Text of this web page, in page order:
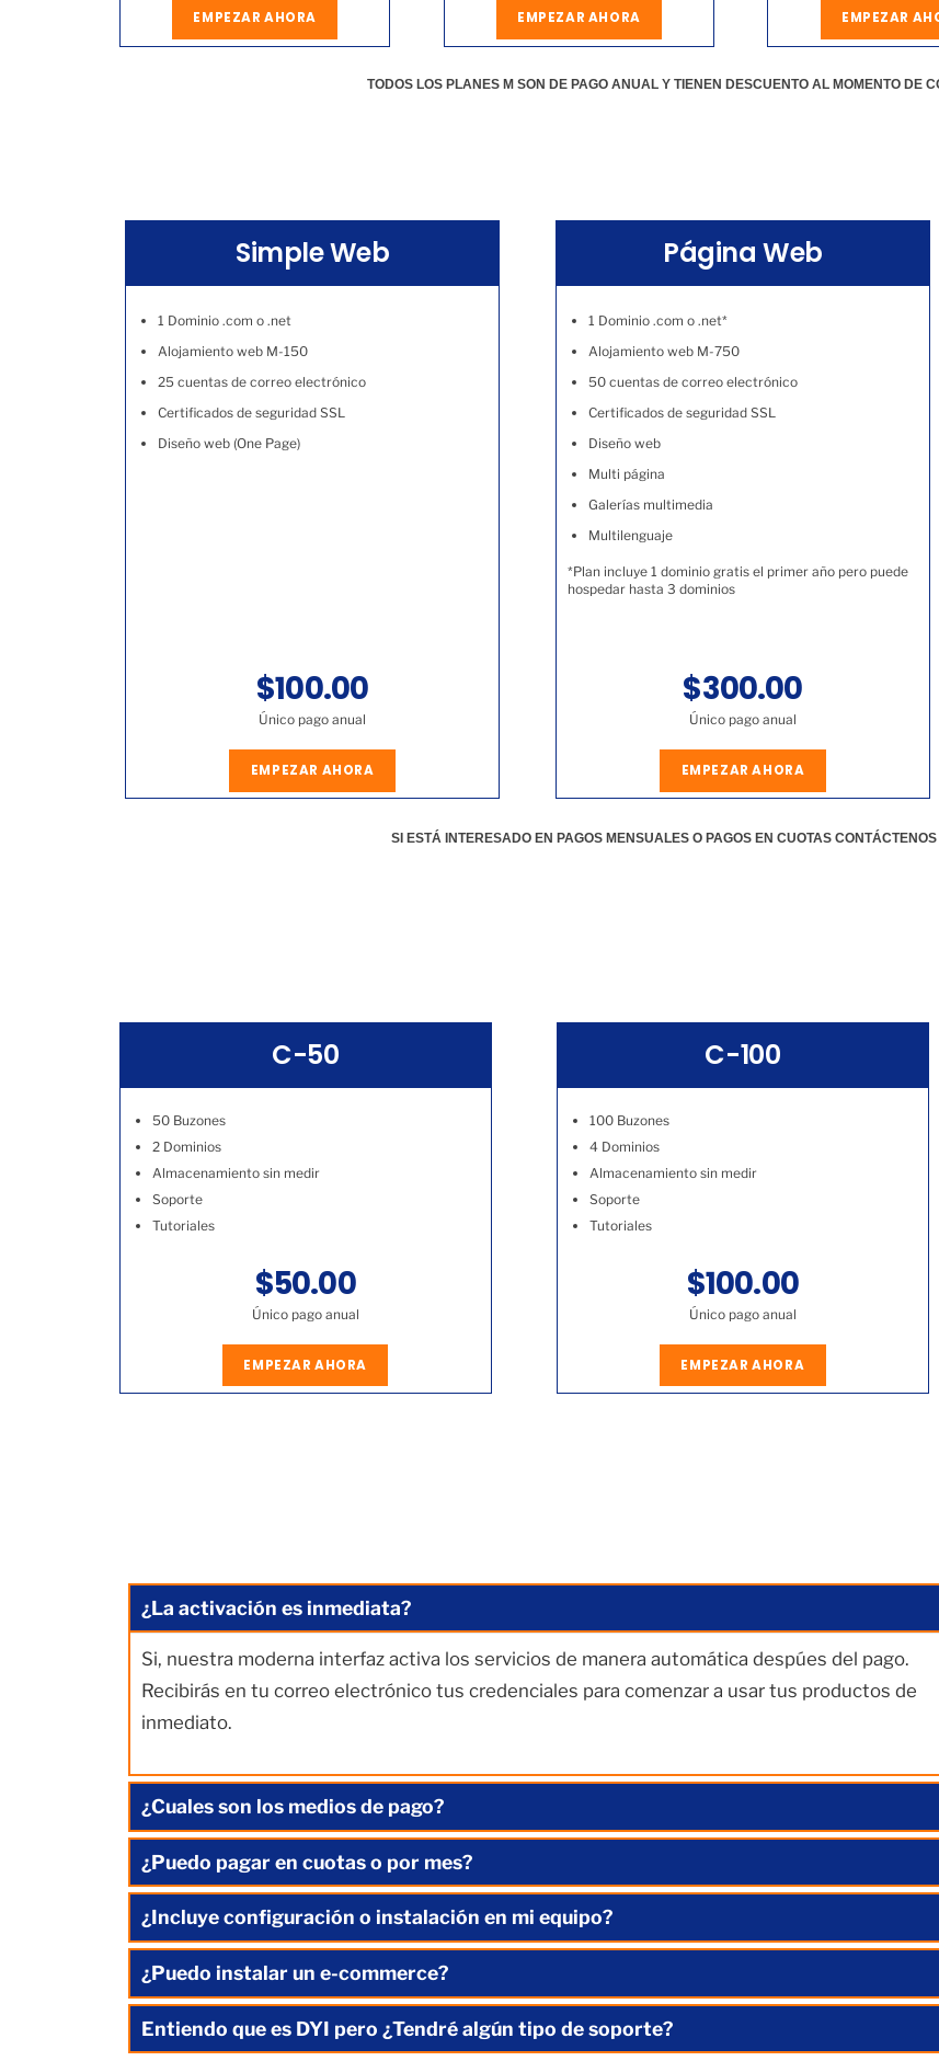
EMPEZAR AHORA EMPEZAR AHORA EMPEZAR
TODOS LOS PLANES M SON DE PAGO ANUAL Y TIENEN DESCUENTO AL MOMENTO DE
Simple Web
1 Dominio .com o .net
Alojamiento web M-150
25 cuentas de correo electrónico
Certificados de seguridad SSL
Diseño web (One Page)
$100.00
Único pago anual
EMPEZAR AHORA
Página Web
1 Dominio .com o .net*
Alojamiento web M-750
50 cuentas de correo electrónico
Certificados de seguridad SSL
Diseño web
Multi página
Galerías multimedia
Multilenguaje
*Plan incluye 1 dominio gratis el primer año pero puede
hospedar hasta 3 dominios
$300.00
Único pago anual
EMPEZAR AHORA
SI ESTÁ INTERESADO EN PAGOS MENSUALES O PAGOS EN CUOTAS
C-50
50 Buzones
2 Dominios
Almacenamiento sin medir
Soporte
Tutoriales
$50.00
Único pago anual
EMPEZAR AHORA
C-100
100 Buzones
4 Dominios
Almacenamiento sin medir
Soporte
Tutoriales
$100.00
Único pago anual
EMPEZAR AHORA
¿La activación es inmediata?
Si, nuestra moderna interfaz activa los servicios de manera automática despúes del pago.
Recibirás en tu correo electrónico tus credenciales para comenzar a usar tus productos de
inmediato.
¿Cuales son los medios de pago?
¿Puedo pagar en cuotas o por mes?
¿Incluye configuración o instalación en mi equipo?
¿Puedo instalar un e-commerce?
Entiendo que es DYI pero ¿Tendré algún tipo de soporte?